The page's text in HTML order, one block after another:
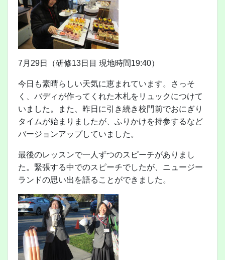
7月29日（研修13日目 現地時間19:40）
今日も素晴らしい天気に恵まれています。さっそ
く、バディが作ってくれた木札をリュックにつけて
いました。また、昨日に引き続き校門前でおにぎり
タイムが始まりましたが、ふりかけを持参するなど
バージョンアップしていました。
最後のレッスンで一人ずつのスピーチがありまし
た。緊張する中でのスピーチでしたが、ニュージー
ランドの思い出を語ることができました。